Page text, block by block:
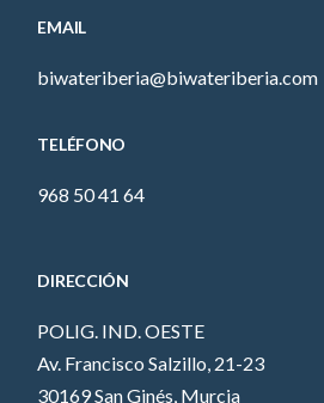
EMAIL
biwateriberia@biwateriberia.com
TELÉFONO
968 50 41 64
DIRECCIÓN
POLIG. IND. OESTE
Av. Francisco Salzillo, 21-23
30169 San Ginés, Murcia